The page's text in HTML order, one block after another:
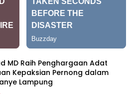
MD Raih Penghargaan Adat
Kepaksian Pernong dalam
Lampung